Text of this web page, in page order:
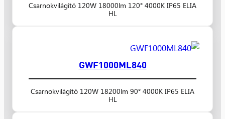
Csarnokvilágító 120W 18000lm 120° 4000K IP65 ELIA
HL
GWF1000ML840
Csarnokvilágító 120W 18200lm 90° 4000K IP65 ELIA
HL